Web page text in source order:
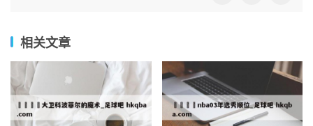
相关文章